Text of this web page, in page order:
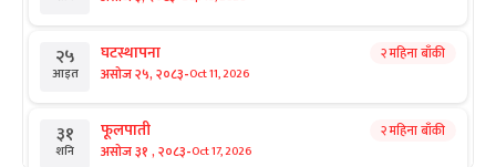
२५
आइत
घटस्थापना
असोज २५, २०८३-Oct 11, 2026
२ महिना बाँकी
३१
शनि
फूलपाती
असोज ३१ , २०८३-Oct 17, 2026
२ महिना बाँकी